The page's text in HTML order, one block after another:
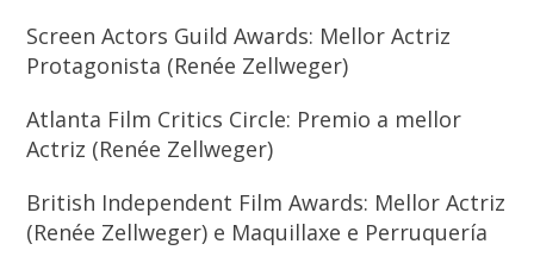
Screen Actors Guild Awards: Mellor Actriz
Protagonista (Renée Zellweger)
Atlanta Film Critics Circle: Premio a mellor
Actriz (Renée Zellweger)
British Independent Film Awards: Mellor Actriz
(Renée Zellweger) e Maquillaxe e Perruquería